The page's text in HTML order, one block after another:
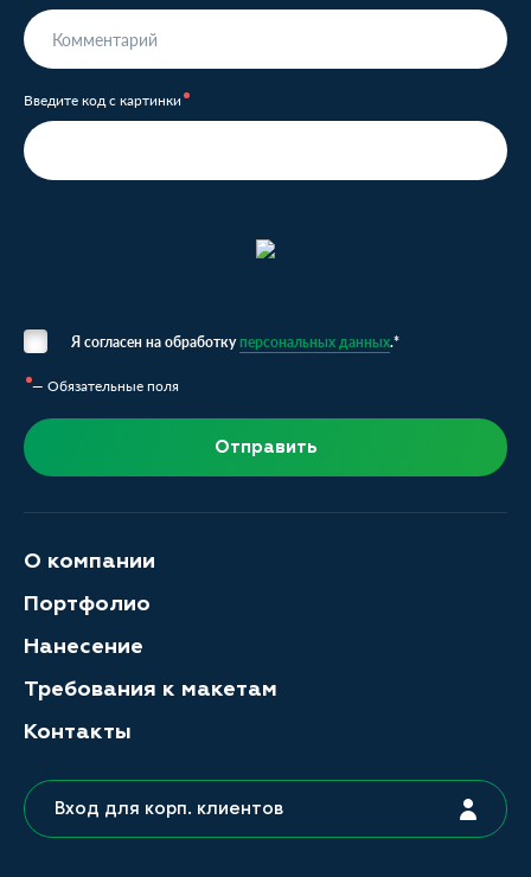
Введите код с картинки
Я согласен на обработкуперсональных данных.*
— Обязательные поля
Отправить
О компании
Портфолио
Нанесение
Требования к макетам
Контакты
Вход для корп. клиентов